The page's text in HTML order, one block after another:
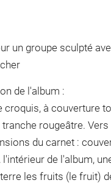
un groupe sculpté
de l'album :
croquis, à couverture
tranche rougeâtre.
du carnet :
l'intérieur de l'album,
les fruits (le fruit)